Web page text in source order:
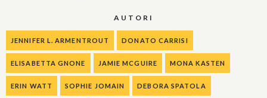
AUTORI
JENNIFER L. ARMENTROUT DONATO CARRISI
ELISABETTA GNONE JAMIE MCGUIRE MONA KASTEN
ERIN WATT SOPHIE JOMAIN DEBORA SPATOLA